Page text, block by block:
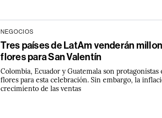
NEGOCIOS
Tres países de LatAm venderán
flores para San Valentín
Colombia, Ecuador y Guatemala son
flores para esta celebración. Sin embargo, la
crecimiento de las ventas